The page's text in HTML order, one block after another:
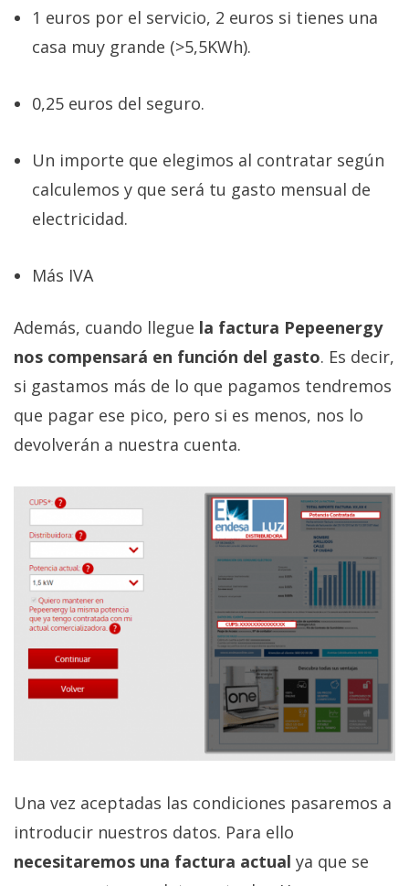
Legal
digital donde
encontrarás
noticias sobre
tecnología,
móviles,
apps,
comparativas,
Informático
(CC) 2006-
2026.Algunos
derechos
reservados
1 euros por el servicio, 2 euros si tienes una
casa muy grande (>5,5KWh).
0,25 euros del seguro.
Un importe que elegimos al contratar según
calculemos y que será tu gasto mensual de
electricidad.
Más IVA
Además, cuando llegue la factura Pepeenergy
nos compensará en función del gasto. Es decir,
si gastamos más de lo que pagamos tendremos
que pagar ese pico, pero si es menos, nos lo
devolverán a nuestra cuenta.
Una vez aceptadas las condiciones pasaremos a
introducir nuestros datos. Para ello
necesitaremos una factura actual ya que se